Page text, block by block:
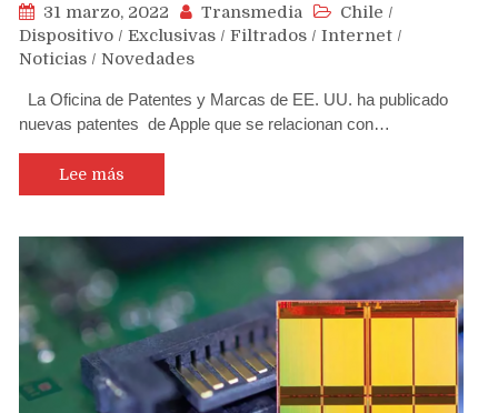
31 marzo, 2022 Transmedia Chile /
Dispositivo / Exclusivas / Filtrados / Internet /
Noticias / Novedades
La Oficina de Patentes y Marcas de EE. UU. ha publicado
nuevas patentes de Apple que se relacionan con…
Lee más